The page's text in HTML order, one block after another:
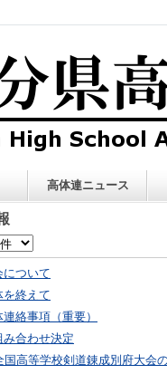
高体連ニュース
について
を終えて
絡事項（重要）
み合わせ決定
国高等学校剣道錬成別府大会